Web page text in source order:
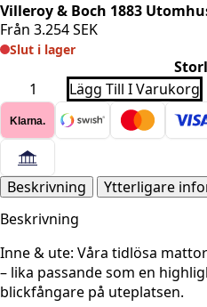
Villeroy & Boch 1883
Från 3.254SEK
Slut i lager
Villeroy
&
Boch
1883
Utomhus
Julie
Natural
Copper
mängd
Lägg Till I Varukorg
Klarna.
Beskrivning
Ytterligare
Beskrivning
Inne & ute: Våra tidlösa
– lika passande som en
blickfångare på uteplatsen.